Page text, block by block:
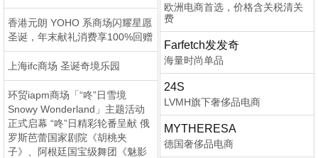
香港元朗 YOHO 系商场闪耀星愿
圣诞，年末献礼消费享100%回赠
上海ifc商场 圣诞奇境乐园
环贸iapm商场「“咚”日雪境
Snowy Wonderland」主题活动
正式启幕 “咚”日精彩轮番呈献 俄
罗斯芭蕾国家剧院《胡桃夹
子》、阿根廷国宝级舞团《魅影
欧洲电商首选，价格含关税清关
费
Farfetch发发奇
海量时尚单品
24S
LVMH旗下奢侈品电商
MYTHERESA
德国奢侈品电商